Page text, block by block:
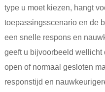
type u moet kiezen, hangt
toepassingsscenario en de
een snelle respons en
geeft u bijvoorbeeld wellicht
open of normaal gesloten
responstijd en